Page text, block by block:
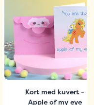
Kort med kuvert -
Apple of my eye